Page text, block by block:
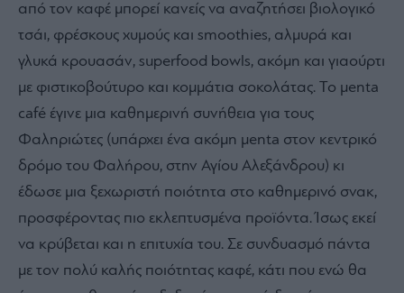
από τον καφέ μπορεί κανείς να αναζητήσει βιολογικό
τσάι, φρέσκους χυμούς και smoothies, αλμυρά και
γλυκά κρουασάν, superfood bowls, ακόμη και γιαούρτι
με φιστικοβούτυρο και κομμάτια σοκολάτας. Το μenta
café έγινε μια καθημερινή συνήθεια για τους
Φαληριώτες (υπάρχει ένα ακόμη μenta στον κεντρικό
δρόμο του Φαλήρου, στην Αγίου Αλεξάνδρου) κι
έδωσε μια ξεχωριστή ποιότητα στο καθημερινό σνακ,
προσφέροντας πιο εκλεπτυσμένα προϊόντα. Ίσως εκεί
να κρύβεται και η επιτυχία του. Σε συνδυασμό πάντα
με τον πολύ καλής ποιότητας καφέ, κάτι που ενώ θα